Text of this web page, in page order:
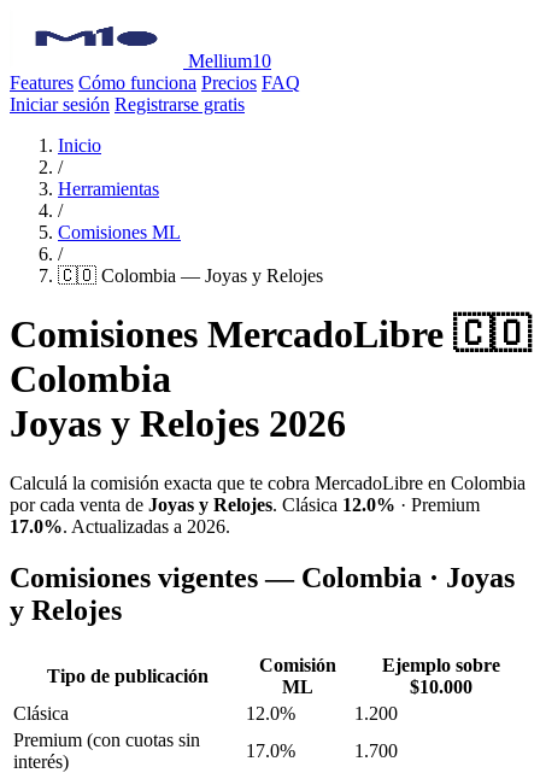
Mellium10
Features Cómo funciona Precios FAQ
Iniciar sesión Registrarse gratis
Inicio
/
Herramientas
/
Comisiones ML
/
🇨🇴 Colombia — Joyas y Relojes
Comisiones MercadoLibre 🇨🇴
Colombia
Joyas y Relojes 2026
Calculá la comisión exacta que te cobra MercadoLibre en Colombia
por cada venta de Joyas y Relojes. Clásica 12.0% · Premium
17.0%. Actualizadas a 2026.
Comisiones vigentes — Colombia · Joyas
y Relojes
Tipo de publicación
Comisión
ML
Ejemplo sobre
$10.000
Clásica
12.0%
1.200
Premium (con cuotas sin
interés)
17.0% 1.700